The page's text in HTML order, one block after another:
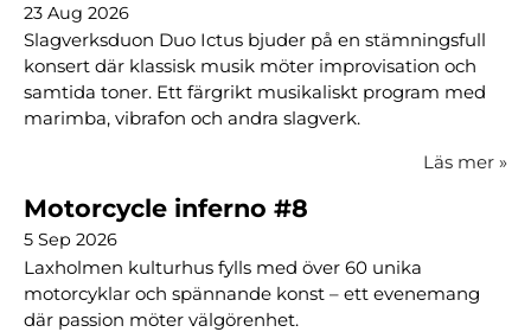
23 Aug 2026
Slagverksduon Duo Ictus bjuder på en stämningsfull
konsert där klassisk musik möter improvisation och
samtida toner. Ett färgrikt musikaliskt program med
marimba, vibrafon och andra slagverk.
Läs mer »
Motorcycle inferno #8
5 Sep 2026
Laxholmen kulturhus fylls med över 60 unika
motorcyklar och spännande konst – ett evenemang
där passion möter välgörenhet.